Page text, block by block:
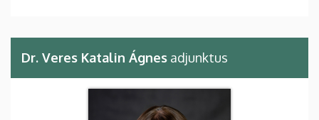
Dr. Veres Katalin Ágnes adjunktus